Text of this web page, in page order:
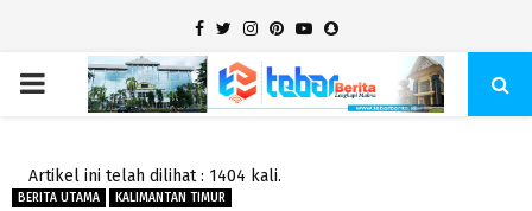
Facebook
TwitterInstagram
Pinterest
YoutubeSnapchat
PRIMARY
Artikel ini telah dilihat : 1404 kali.
BERITA UTAMA KALIMANTAN TIMUR